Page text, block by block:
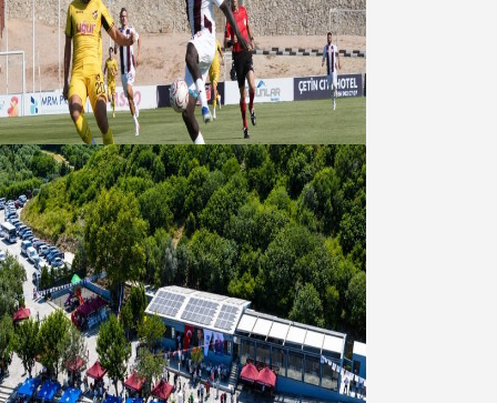
Bandırmaspor’dan 3 gollü başlangıç
08 Ağustos 2026
Bandırma Belediyesinden
Şirinçavuş’a hayat veren tesis